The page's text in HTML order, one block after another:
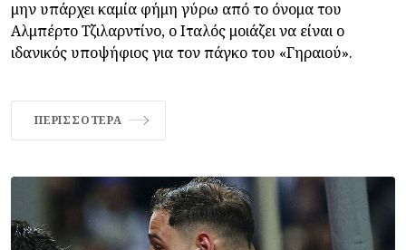
μην υπάρχει καμία φήμη γύρω από το όνομα του
Αλμπέρτο Τζιλαρντίνο, ο Ιταλός μοιάζει να είναι ο
ιδανικός υποψήφιος για τον πάγκο του «Γηραιού».
ΠΕΡΙΣΣΌΤΕΡΑ